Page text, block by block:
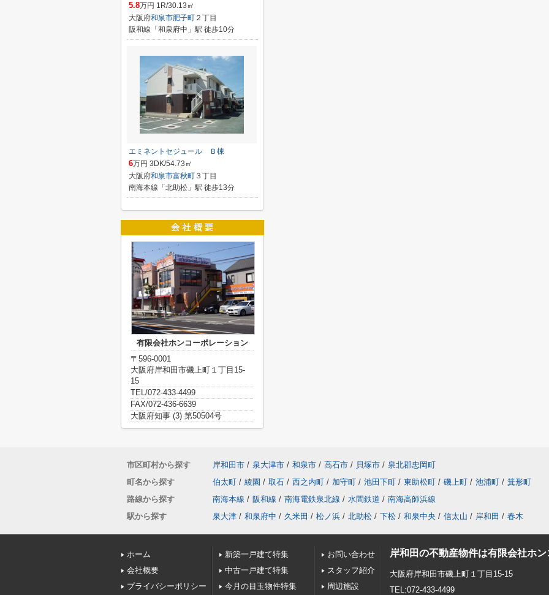
5.8万円 1R/30.13㎡
大阪府和泉市肥子町 ２丁目
阪和線「和泉府中」駅 徒歩10分
エミネントセジュール Ｂ棟
6万円 3DK/54.73㎡
大阪府和泉市富秋町 ３丁目
南海本線「北助松」駅 徒歩13分
有限会社ホンコーポレーション
〒596-0001
大阪府岸和田市磯上町１丁目15-
15
TEL/072-433-4499
FAX/072-436-6639
大阪府知事 (3) 第50504号
市区町村から探す 岸和田市 / 泉大津市 / 和泉市 / 高石市 / 貝塚市 / 泉北郡忠岡町
町名から探す
伯太町 / 綾園 / 取石 / 西之内町 / 加守町 / 池田下町 / 東助松町 / 磯上町 / 池浦町 / 箕形町
路線から探す
南海本線 / 阪和線 / 南海電鉄泉北線 / 水間鉄道 / 南海高師浜線
駅から探す
泉大津 / 和泉府中 / 久米田 / 松ノ浜 / 北助松 / 下松 / 和泉中央 / 信太山 / 岸和田 / 春木
ホーム
会社概要
プライバシーポリシー
新築一戸建て特集
中古一戸建て特集
今月の目玉物件特集
お問い合わせ
スタッフ紹介
周辺施設
岸和田の不動産物件は有限会社ホ
大阪府岸和田市磯上町１丁目15-15
TEL:072-433-4499